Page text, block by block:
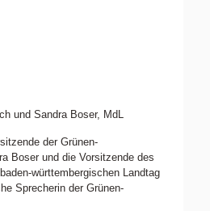
und Sandra Boser, MdL
der Grünen-
Boser und die Vorsitzende des
württembergischen Landtag
Sprecherin der Grünen-